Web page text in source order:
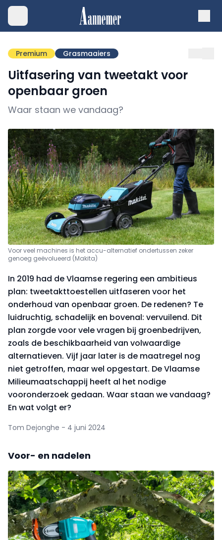
Premium Grasmaaiers
Uitfasering van tweetakt voor
openbaar groen
Waar staan we vandaag?
Voor veel machines is het accu-alternatief ondertussen zeker
genoeg geëvolueerd (Makita)
In 2019 had de Vlaamse regering een ambitieus
plan: tweetakttoestellen uitfaseren voor het
onderhoud van openbaar groen. De redenen? Te
luidruchtig, schadelijk en bovenal: vervuilend. Dit
plan zorgde voor vele vragen bij groenbedrijven,
zoals de beschikbaarheid van volwaardige
alternatieven. Vijf jaar later is de maatregel nog
niet getroffen, maar wel opgestart. De Vlaamse
Milieumaatschappij heeft al het nodige
vooronderzoek gedaan. Waar staan we vandaag?
En wat volgt er?
Tom Dejonghe - 4 juni 2024
Voor- en nadelen